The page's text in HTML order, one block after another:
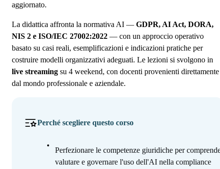
aggiornato.
La didattica affronta la normativa AI — GDPR, AI Act, DORA,
NIS 2 e ISO/IEC 27002:2022 — con un approccio operativo
basato su casi reali, esemplificazioni e indicazioni pratiche per
costruire modelli organizzativi adeguati. Le lezioni si svolgono in
live streaming su 4 weekend, con docenti provenienti direttamente
dal mondo professionale e aziendale.
Perché scegliere questo corso
Perfezionare le competenze giuridiche per
valutare e governare l'uso dell'AI nella compliance